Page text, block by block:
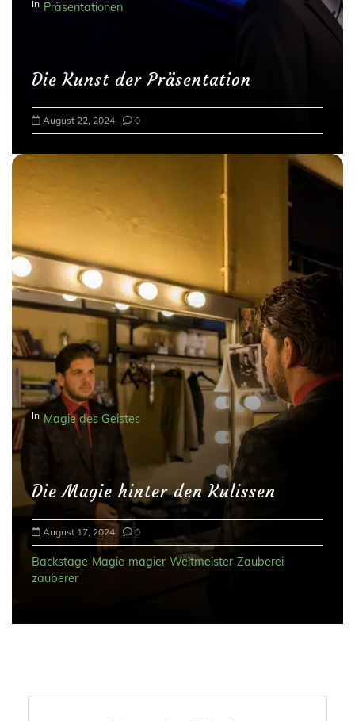
In Präsentationen
Die Kunst der Präsentation
August 22, 2024 0
In Magie des Geistes
Die Magie hinter den Kulissen
August 17, 2024 0
Backstage Magie magier Weltmeister Zauberei
zauberer